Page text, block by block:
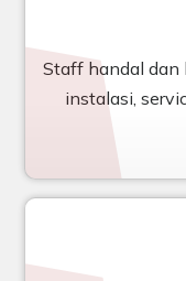
Staff handal dan
instalasi,